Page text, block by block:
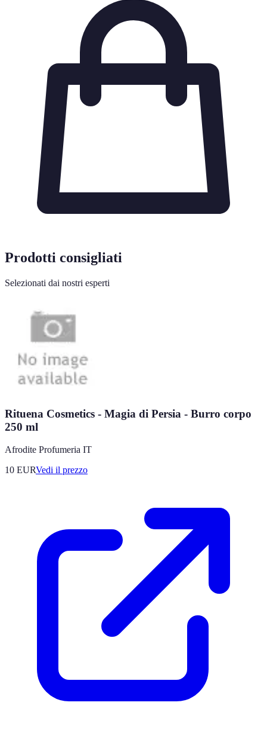
Prodotti consigliati
Selezionati dai nostri esperti
Rituena Cosmetics - Magia di Persia - Burro corpo
250 ml
Afrodite Profumeria IT
10 EURVedi il prezzo